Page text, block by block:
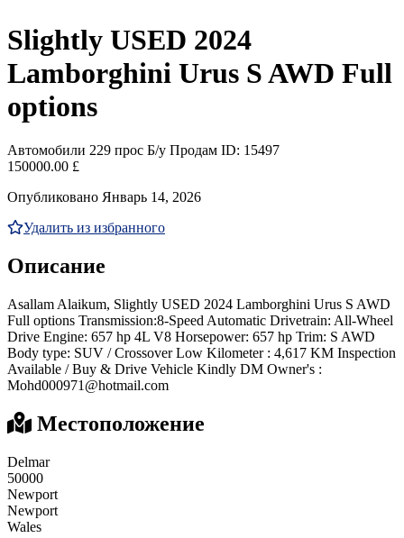
Slightly USED 2024
Lamborghini Urus S AWD Full
options
Автомобили 229 прос Б/у Продам ID: 15497
150000.00 £
Опубликовано Январь 14, 2026
Удалить из избранного
Описание
Asallam Alaikum, Slightly USED 2024 Lamborghini Urus S AWD
Full options Transmission:8-Speed Automatic Drivetrain: All-Wheel
Drive Engine: 657 hp 4L V8 Horsepower: 657 hp Trim: S AWD
Body type: SUV / Crossover Low Kilometer : 4,617 KM Inspection
Available / Buy & Drive Vehicle Kindly DM Owner's :
Mohd000971@hotmail.com
Местоположение
Delmar
50000
Newport
Newport
Wales